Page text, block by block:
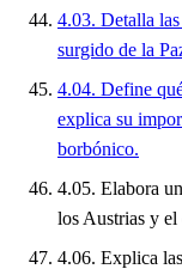
4.03. Detalla
surgido de la
4.04. Define
explica su
borbónico.
4.05. Elabora
los Austrias y el
4.06. Explica